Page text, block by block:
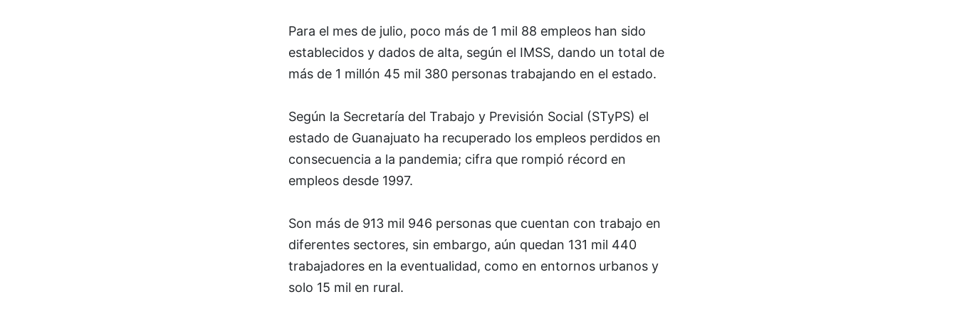
Para el mes de julio, poco más de 1 mil 88 empleos han sido
establecidos y dados de alta, según el IMSS, dando un total de
más de 1 millón 45 mil 380 personas trabajando en el estado.
Según la Secretaría del Trabajo y Previsión Social (STyPS) el
estado de Guanajuato ha recuperado los empleos perdidos en
consecuencia a la pandemia; cifra que rompió récord en
empleos desde 1997.
Son más de 913 mil 946 personas que cuentan con trabajo en
diferentes sectores, sin embargo, aún quedan 131 mil 440
trabajadores en la eventualidad, como en entornos urbanos y
solo 15 mil en rural.